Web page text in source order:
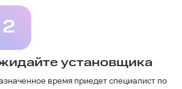
2
установщика
время приедет специалист по